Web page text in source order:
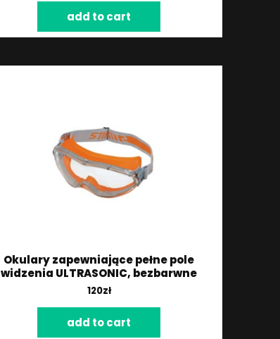
add to cart
Okulary zapewniające pełne pole
widzenia ULTRASONIC, bezbarwne
120zł
add to cart